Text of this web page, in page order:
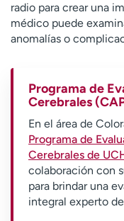
radio para crear una
médico puede
anomalías o
Programa de
Cerebrales
En el área de
Programa de
Cerebrales de
colaboración con
para brindar una
integral experto